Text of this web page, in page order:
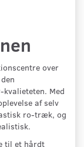
over
Med
af selv
ro-træk, og
til et hårdt